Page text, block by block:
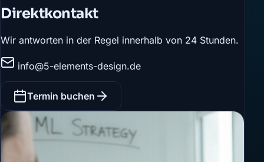
Direktkontakt
Wir antworten in der Regel innerhalb von 24 Stunden.
info@5-elements-design.de
Termin buchen